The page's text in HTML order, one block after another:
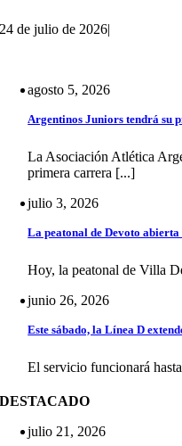
24 de julio de 2026|
agosto 5, 2026
Argentinos Juniors tendrá su
La Asociación Atlética
primera carrera [...]
julio 3, 2026
La peatonal de Devoto
Hoy, la peatonal de Villa
junio 26, 2026
Este sábado, la Línea D
El servicio funcionará
DESTACADO
julio 21, 2026